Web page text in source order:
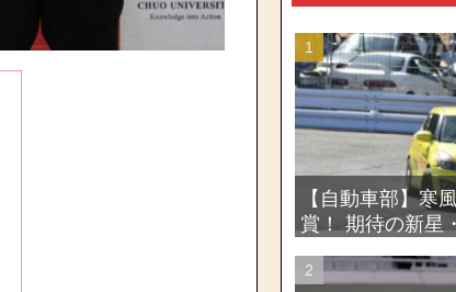
【自動車部】寒
賞！ 期待の新星
大会2026